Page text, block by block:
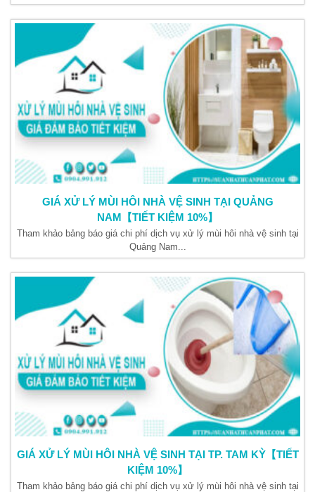
GIÁ XỬ LÝ MÙI HÔI NHÀ VỆ SINH TẠI QUẢNG
NAM【TIẾT KIỆM 10%】
Tham khảo bảng báo giá chi phí dịch vụ xử lý mùi hôi nhà vệ sinh tại
Quảng Nam...
GIÁ XỬ LÝ MÙI HÔI NHÀ VỆ SINH TẠI TP. TAM KỲ【TIẾT
KIỆM 10%】
Tham khảo bảng báo giá chi phí dịch vụ xử lý mùi hôi nhà vệ sinh tại